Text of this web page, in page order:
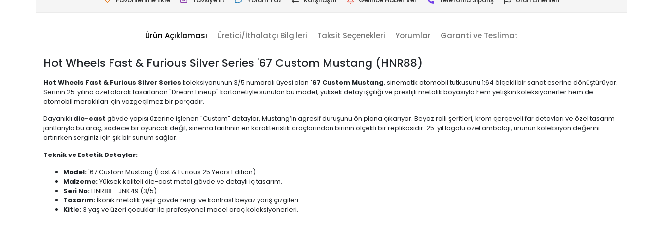
Ürün Açıklaması Üretici/İthalatçı Bilgileri Taksit Seçenekleri Yorumlar Garanti ve Teslimat
Hot Wheels Fast & Furious Silver Series '67 Custom Mustang (HNR88)
Hot Wheels Fast & Furious Silver Series koleksiyonunun 3/5 numaralı üyesi olan '67 Custom Mustang, sinematik otomobil tutkusunu 1:64 ölçekli bir sanat eserine dönüştürüyor.
Serinin 25. yılına özel olarak tasarlanan "Dream Lineup" kartonetiyle sunulan bu model, yüksek detay işçiliği ve prestijli metalik boyasıyla hem yetişkin koleksiyonerler hem de
otomobil meraklıları için vazgeçilmez bir parçadır.
Dayanıklı die-cast gövde yapısı üzerine işlenen "Custom" detaylar, Mustang’in agresif duruşunu ön plana çıkarıyor. Beyaz ralli şeritleri, krom çerçeveli far detayları ve özel tasarım
jantlarıyla bu araç, sadece bir oyuncak değil, sinema tarihinin en karakteristik araçlarından birinin ölçekli bir replikasıdır. 25. yıl logolu özel ambalajı, ürünün koleksiyon değerini
artırırken serginiz için şık bir sunum sağlar.
Teknik ve Estetik Detaylar:
Model:'67 Custom Mustang (Fast & Furious 25 Years Edition).
Malzeme:Yüksek kaliteli die-cast metal gövde ve detaylı iç tasarım.
Seri No:HNR88 - JNK49 (3/5).
Tasarım: İkonik metalik yeşil gövde rengi ve kontrast beyaz yarış çizgileri.
Kitle:3 yaş ve üzeri çocuklar ile profesyonel model araç koleksiyonerleri.